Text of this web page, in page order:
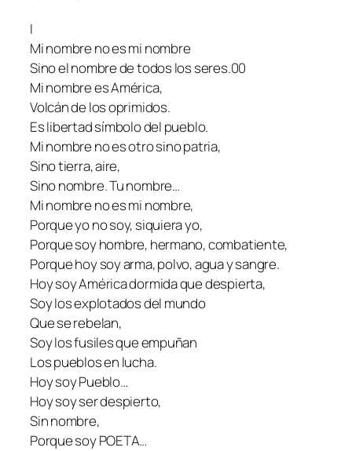
I
Mi nombre no es mi nombre
Sino el nombre de todos los seres.00
Mi nombre es América,
Volcán de los oprimidos.
Es libertad símbolo del pueblo.
Mi nombre no es otro sino patria,
Sino tierra, aire,
Sino nombre. Tu nombre…
Mi nombre no es mi nombre,
Porque yo no soy, siquiera yo,
Porque soy hombre, hermano, combatiente,
Porque hoy soy arma, polvo, agua y sangre.
Hoy soy América dormida que despierta,
Soy los explotados del mundo
Que se rebelan,
Soy los fusiles que empuñan
Los pueblos en lucha.
Hoy soy Pueblo…
Hoy soy ser despierto,
Sin nombre,
Porque soy POETA…